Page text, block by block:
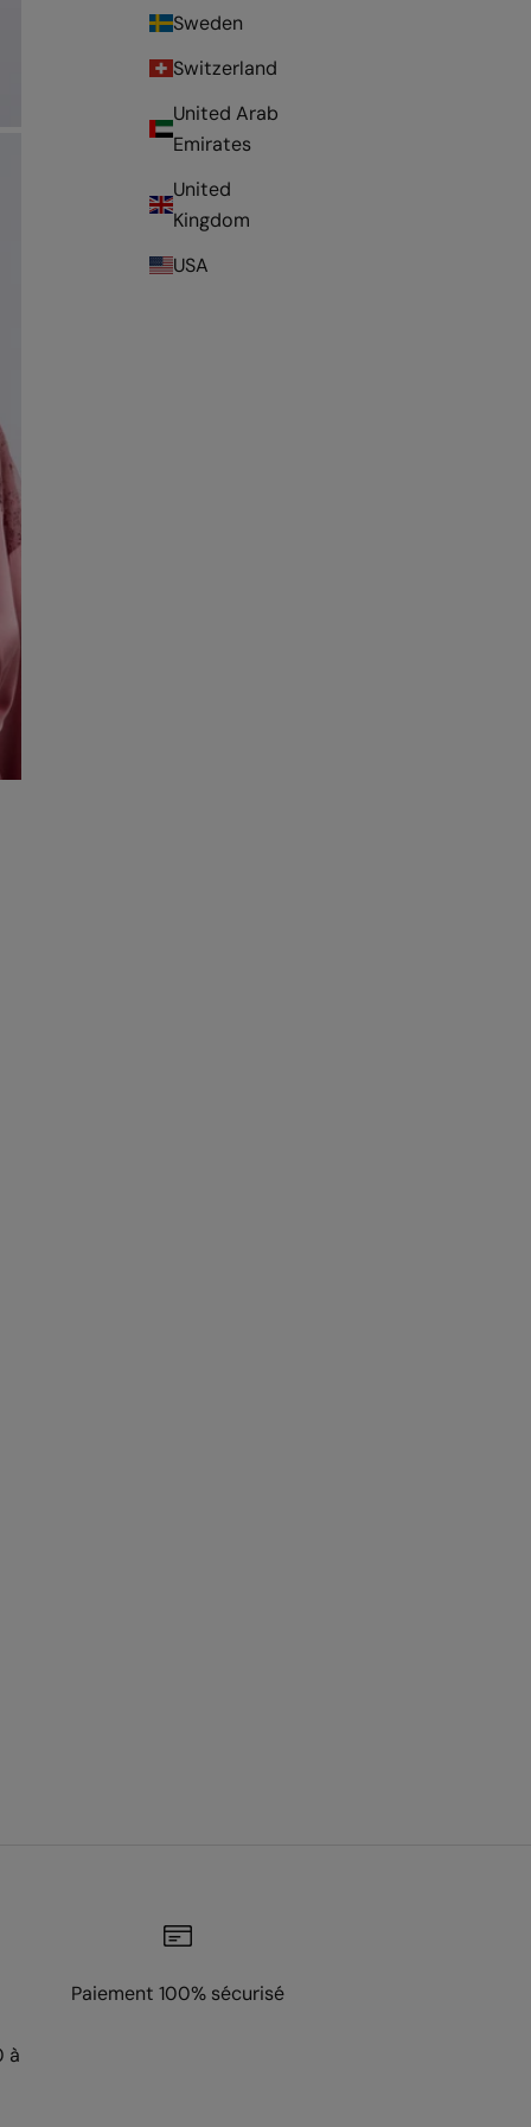
Sweden
Switzerland
United Arab
Emirates
United
Kingdom
USA
à
Paiement 100% sécurisé